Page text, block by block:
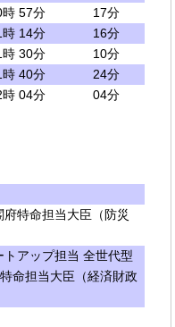
57分
17分
14分
16分
30分
10分
40分
24分
04分 04分
特命担当大臣（防災
アップ担当 全世代型
命担当大臣（経済財政